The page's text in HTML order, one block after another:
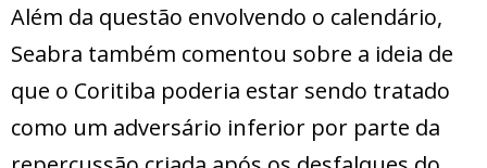
Além da questão envolvendo o calendário,
Seabra também comentou sobre a ideia de
que o Coritiba poderia estar sendo tratado
como um adversário inferior por parte da